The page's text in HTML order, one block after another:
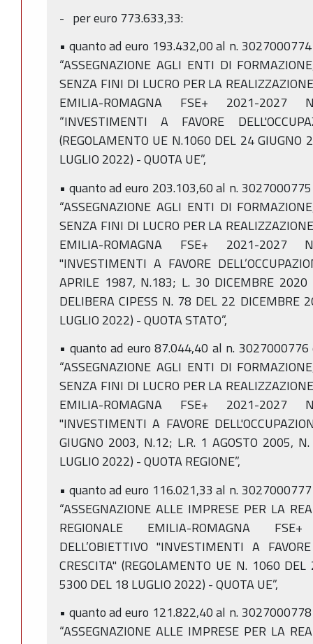
- per euro 773.633,33:
• quanto ad euro 193.432,00 al n.
“ASSEGNAZIONE AGLI ENTI DI
SENZA FINI DI LUCRO PER LA
EMILIA-ROMAGNA FSE+ 2021-2027
“INVESTIMENTI A FAVORE
(REGOLAMENTO UE N.1060 DEL 24
LUGLIO 2022) - QUOTA UE”,
• quanto ad euro 203.103,60 al n.
“ASSEGNAZIONE AGLI ENTI DI
SENZA FINI DI LUCRO PER LA
EMILIA-ROMAGNA FSE+ 2021-2027
"INVESTIMENTI A FAVORE
APRILE 1987, N.183; L. 30 DICEMBRE
DELIBERA CIPESS N. 78 DEL 22 DICEMBRE
LUGLIO 2022) - QUOTA STATO”,
• quanto ad euro 87.044,40 al n.
“ASSEGNAZIONE AGLI ENTI DI
SENZA FINI DI LUCRO PER LA
EMILIA-ROMAGNA FSE+ 2021-2027
"INVESTIMENTI A FAVORE
GIUGNO 2003, N.12; L.R. 1 AGOSTO 2005,
LUGLIO 2022) - QUOTA REGIONE”,
• quanto ad euro 116.021,33 al n.
“ASSEGNAZIONE ALLE IMPRESE PER LA
REGIONALE EMILIA-ROMAGNA
DELL’OBIETTIVO "INVESTIMENTI A
CRESCITA" (REGOLAMENTO UE N. 1060
5300 DEL 18 LUGLIO 2022) - QUOTA UE”,
• quanto ad euro 121.822,40 al n.
“ASSEGNAZIONE ALLE IMPRESE PER LA